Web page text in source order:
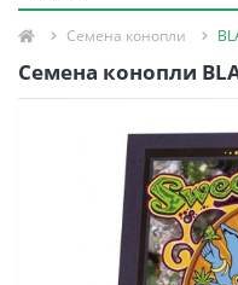
Семена конопли
Семена конопли